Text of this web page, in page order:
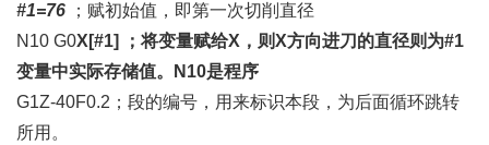
#1=76 ；赋初始值，即第一次切削直径
N10 G0X[#1] ；将变量赋给X，则X方向进刀的直径则为#1
变量中实际存储值。N10是程序
G1Z-40F0.2；段的编号，用来标识本段，为后面循环跳转
所用。